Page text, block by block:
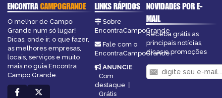
ENCONTRACAMPOGRANDE
O melhor de Campo
Grande num só lugar!
Dicas, onde ir, o que fazer,
as melhores empresas,
locais, serviços e muito
mais no guia Encontra
Campo Grande.
LINKS RÁPIDOS
Sobre
EncontraCampoGrande
Fale com o
EncontraCampoGrande
ANUNCIE:
Com
destaque |
Grátis
NOVIDADES POR E-
MAIL
Receba grátis as
principais notícias,
dicas e promoções